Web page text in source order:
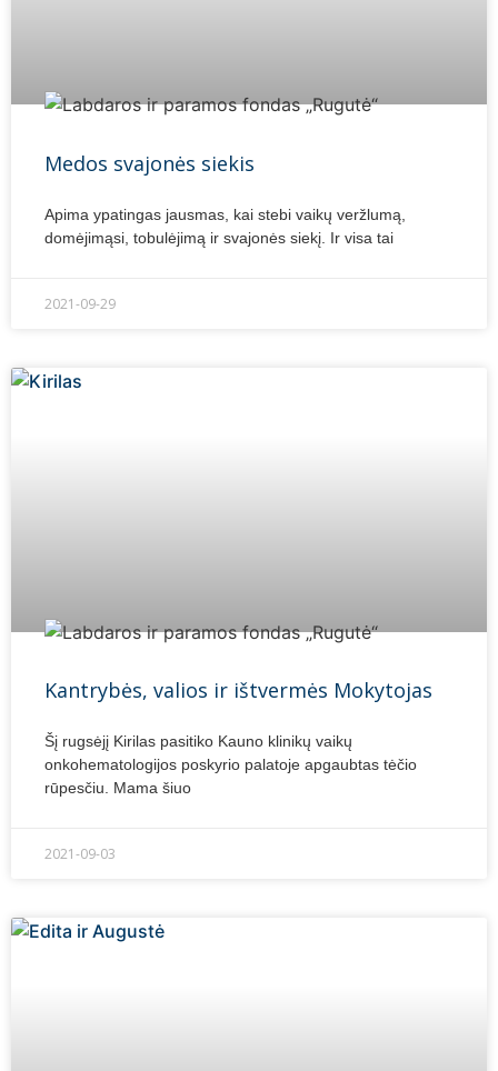
Medos svajonės siekis
Apima ypatingas jausmas, kai stebi vaikų veržlumą,
domėjimąsi, tobulėjimą ir svajonės siekį. Ir visa tai
2021-09-29
Kantrybės, valios ir ištvermės Mokytojas
Šį rugsėjį Kirilas pasitiko Kauno klinikų vaikų
onkohematologijos poskyrio palatoje apgaubtas tėčio
rūpesčiu. Mama šiuo
2021-09-03